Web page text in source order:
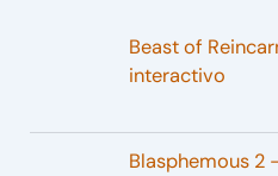
Beast of
interactivo
Blasphemous 2